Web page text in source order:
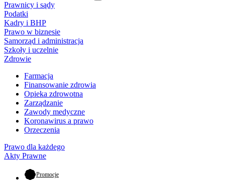
Prawnicy i sądy
Podatki
Kadry i BHP
Prawo w biznesie
Samorząd i administracja
Szkoły i uczelnie
Zdrowie
Farmacja
Finansowanie zdrowia
Opieka zdrowotna
Zarządzanie
Zawody medyczne
Koronawirus a prawo
Orzeczenia
Prawo dla każdego
Akty Prawne
Promocje- otwiera się w nowej karcie